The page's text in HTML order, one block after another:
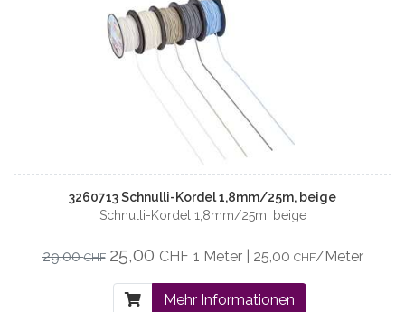
3260713 Schnulli-Kordel 1,8mm/25m, beige
Schnulli-Kordel 1,8mm/25m, beige
29,00CHF 25,00 CHF 1 Meter | 25,00 CHF/Meter
Mehr Informationen